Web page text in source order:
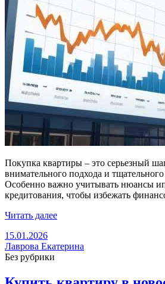
Покупка квартиры – это серьезный
внимательного подхода и
Особенно важно учитывать нюансы
кредитования, чтобы избежать
Читать далее
15.01.2026
Лаврова Екатерина
Без рубрики